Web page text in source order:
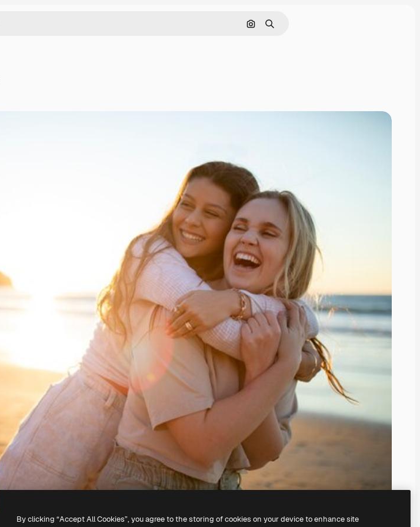
Buscar por imagen
Buscar
By clicking “Accept All Cookies”, you agree to the storing of cookies on your device to enhance site